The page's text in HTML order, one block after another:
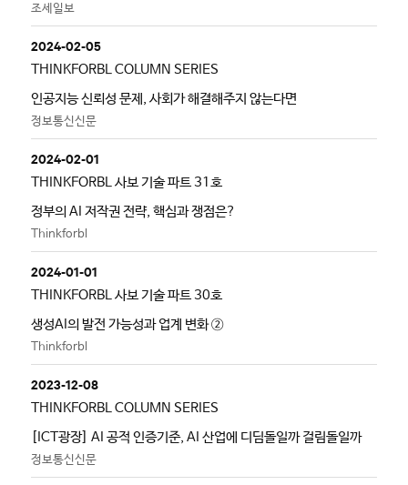
조세일보
2024-02-05
THINKFORBL COLUMN SERIES
인공지능 신뢰성 문제, 사회가 해결해주지 않는다면
정보통신신문
2024-02-01
THINKFORBL 사보 기술 파트 31호
정부의 AI 저작권 전략, 핵심과 쟁점은?
Thinkforbl
2024-01-01
THINKFORBL 사보 기술 파트 30호
생성AI의 발전 가능성과 업계 변화 ②
Thinkforbl
2023-12-08
THINKFORBL COLUMN SERIES
[ICT광장] AI 공적 인증기준, AI 산업에 디딤돌일까 걸림돌일까
정보통신신문